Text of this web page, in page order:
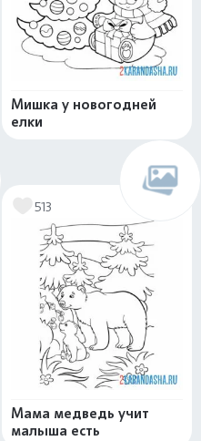
Мишка у новогодней
елки
513
Мама медведь учит
малыша есть